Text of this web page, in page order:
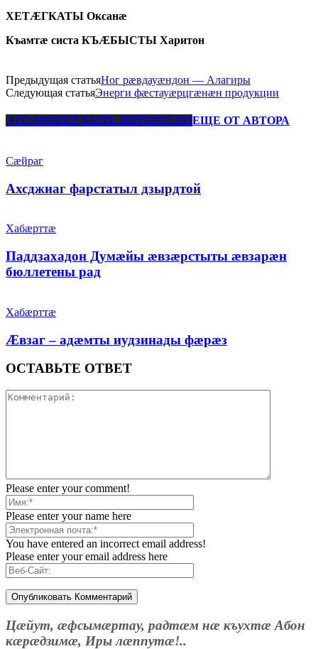
ХЕТÆГКАТЫ Оксанæ
Къамтæ систа КЪÆБЫСТЫ Харитон
Предыдущая статьяНог рæвдауæндон — Алагиры
Следующая статьяЭнерги фæстауæрцгæнæн продукции
ЭТО МОЖЕТ БЫТЬ ИНТЕРЕСНОЕЩЕ ОТ АВТОРА
Сæйраг
Ахсджиаг фарстатыл дзырдтой
Хабæрттæ
Паддзахадон Думæйы æвзæрстыты æвзарæн
бюллетены рад
Хабæрттæ
Æвзаг – адæмты иудзинады фæрæз
ОСТАВЬТЕ ОТВЕТ
Please enter your comment!
Please enter your name here
You have entered an incorrect email address!
Please enter your email address here
Цæйут, æфсымæртау, радтæм нæ къухтæ Абон
кæрæдзимæ, Иры лæппутæ!..